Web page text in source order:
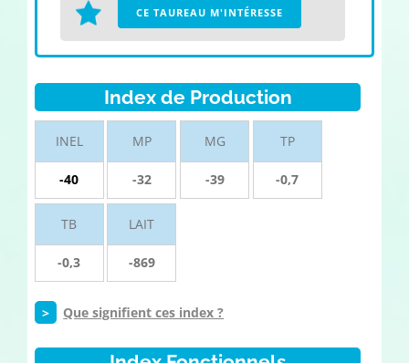
CE TAUREAU M'INTÉRESSE
Index de Production
INEL
-40
MP
-32
MG
-39
TP
-0,7
TB
-0,3
LAIT
-869
> Que signifient ces index ?